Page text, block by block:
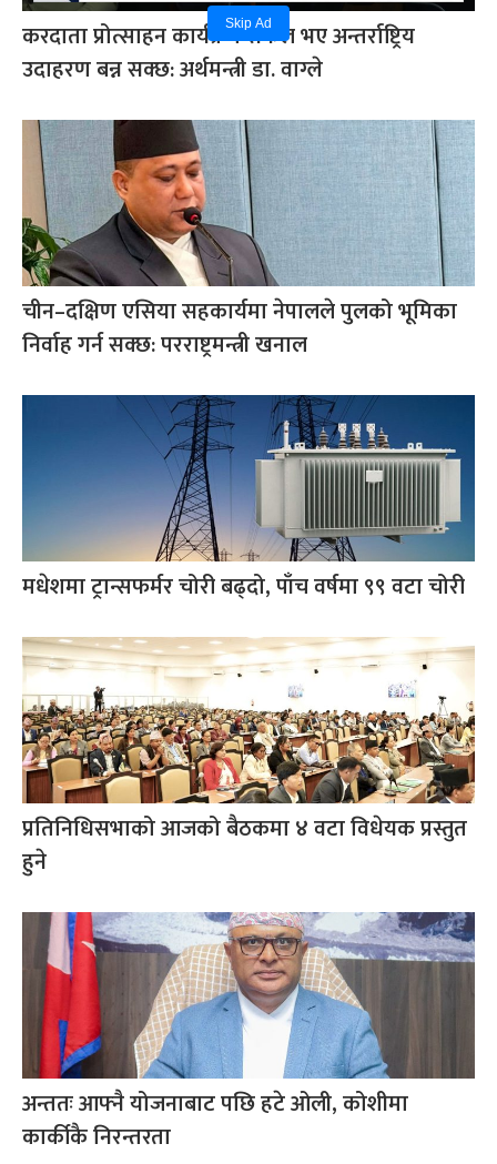
Skip Ad
करदाता प्रोत्साहन कार्यक्रम सफल भए अन्तर्राष्ट्रिय
उदाहरण बन्न सक्छ: अर्थमन्त्री डा. वाग्ले
चीन–दक्षिण एसिया सहकार्यमा नेपालले पुलको भूमिका
निर्वाह गर्न सक्छ: परराष्ट्रमन्त्री खनाल
मधेशमा ट्रान्सफर्मर चोरी बढ्दो, पाँच वर्षमा ९९ वटा चोरी
प्रतिनिधिसभाको आजको बैठकमा ४ वटा विधेयक प्रस्तुत
हुने
अन्ततः आफ्नै योजनाबाट पछि हटे ओली, कोशीमा
कार्कीकै निरन्तरता